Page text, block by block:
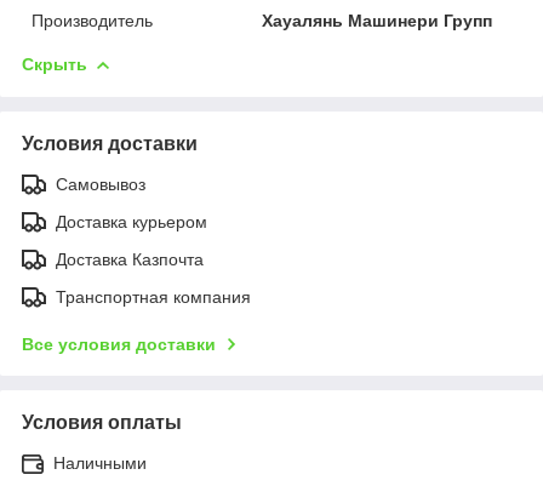
Производитель Хауалянь Машинери Групп
Скрыть
Условия доставки
Самовывоз
Доставка курьером
Доставка Казпочта
Транспортная компания
Все условия доставки
Условия оплаты
Наличными